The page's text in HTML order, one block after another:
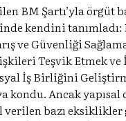
BM Şartı’yla örgüt
kendini
ve Güvenliği
Teşvik Etmek ve
İş Birliğini
kondu. Ancak yapısal
bazı eksiklikler